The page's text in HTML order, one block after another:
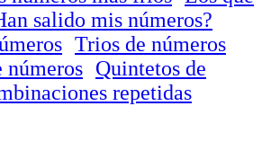
salido mis números?
Trios de números
números Quintetos de
repetidas